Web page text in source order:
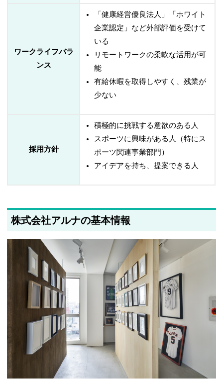
ワークライフバラ
ンス
「健康経営優良法人」「ホワイト
企業認定」など外部評価を受けて
いる
リモートワークの柔軟な活用が可
能
有給休暇を取得しやすく、残業が
少ない
採用方針
積極的に挑戦する意欲のある人
スポーツに興味がある人（特にス
ポーツ関連事業部門）
アイデアを持ち、提案できる人
株式会社アルナの基本情報